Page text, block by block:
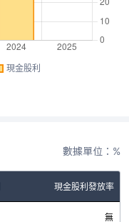
現金股利
數據單位：%
現金股利發放率
無